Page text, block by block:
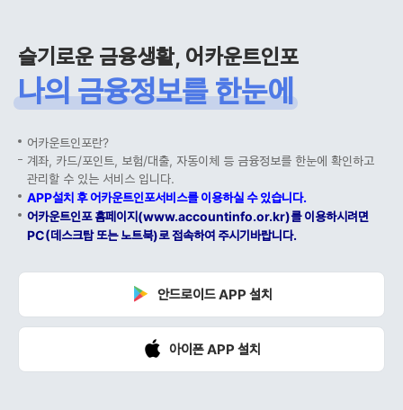
슬기로운 금융생활, 어카운트인포
나의 금융정보를 한눈에
어카운트인포란?
계좌, 카드/포인트, 보험/대출, 자동이체 등 금융정보를 한눈에 확인하고
관리할 수 있는 서비스 입니다.
APP설치 후 어카운트인포서비스를 이용하실 수 있습니다.
어카운트인포 홈페이지(www.accountinfo.or.kr)를 이용하시려면
PC(데스크탑 또는 노트북)로 접속하여 주시기바랍니다.
안드로이드 APP 설치
아이폰 APP 설치